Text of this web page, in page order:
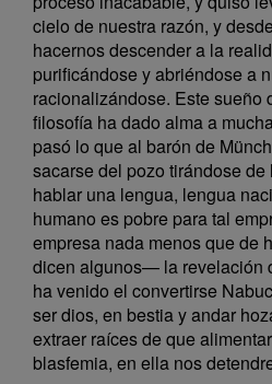
cielo de nuestra razón, y
hacernos descender a la
purificándose y abriéndose a
racionalizándose. Este sueño
filosofía ha dado alma a
pasó lo que al barón de
sacarse del pozo tirándose de
hablar una lengua, lengua
humano es pobre para tal
empresa nada menos que de
dicen algunos— la revelación
ha venido el convertirse
ser dios, en bestia y andar
extraer raíces de que
blasfemia, en ella nos